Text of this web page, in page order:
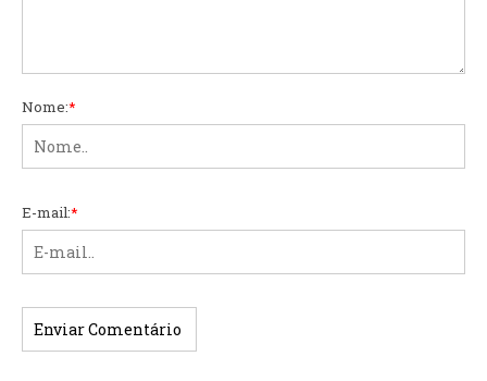
Nome:*
E-mail:*